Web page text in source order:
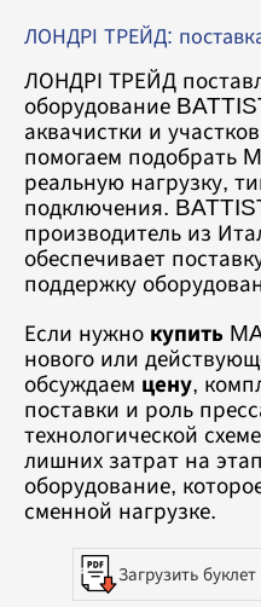
ЛОНДРІ ТРЕЙД:
ЛОНДРІ ТРЕЙД
оборудование
аквачистки и
помогаем подобрать
реальную нагрузку,
подключения.
производитель из
обеспечивает
поддержку
Если нужно купить
нового или
обсуждаем цену,
поставки и роль
технологической
лишних затрат на
оборудование,
сменной нагрузке.
Загрузить буклет